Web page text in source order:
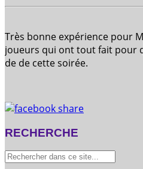
Très bonne expérience pour
joueurs qui ont tout fait pour
de de cette soirée.
RECHERCHE